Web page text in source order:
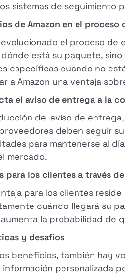
sistemas de
de Amazon en el proceso
el proceso
está su paquete,
específicas cuando no
a Amazon una ventaja
el aviso de entrega a la
del aviso de
deben seguir
para mantenerse al
mercado.
para los clientes a través
para los clientes
cuándo llegará su
la probabilidad de
y desafíos
beneficios, también hay
información personalizada